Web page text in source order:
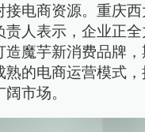
接电商资源。重庆
责人表示，企业正
造魔芋新消费品牌
熟的电商运营模式
市场。